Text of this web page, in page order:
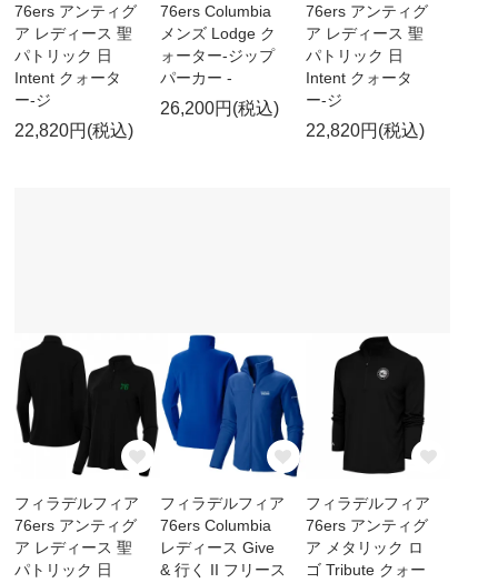
76ers アンティグ
ア レディース 聖
パトリック 日
Intent クォータ
ー-ジ
22,820円(税込)
76ers Columbia
メンズ Lodge ク
ォーター-ジップ
パーカー -
26,200円(税込)
76ers アンティグ
ア レディース 聖
パトリック 日
Intent クォータ
ー-ジ
22,820円(税込)
フィラデルフィア
76ers アンティグ
ア レディース 聖
パトリック 日
フィラデルフィア
76ers Columbia
レディース Give
& 行く II フリース
フィラデルフィア
76ers アンティグ
ア メタリック ロ
ゴ Tribute クォー